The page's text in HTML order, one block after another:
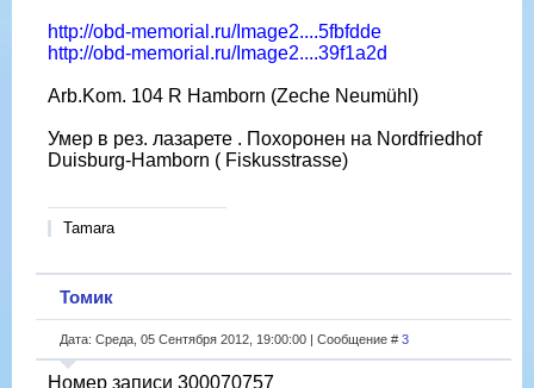
http://obd-memorial.ru/Image2....5fbfdde
http://obd-memorial.ru/Image2....39f1a2d
Arb.Kom. 104 R Hamborn (Zeche Neumühl)
Умер в рез. лазарете . Похоронен на Nordfriedhof
Duisburg-Hamborn ( Fiskusstrasse)
Tamara
Томик
Дата: Среда, 05 Сентября 2012, 19:00:00 | Сообщение # 3
Номер записи 300070757